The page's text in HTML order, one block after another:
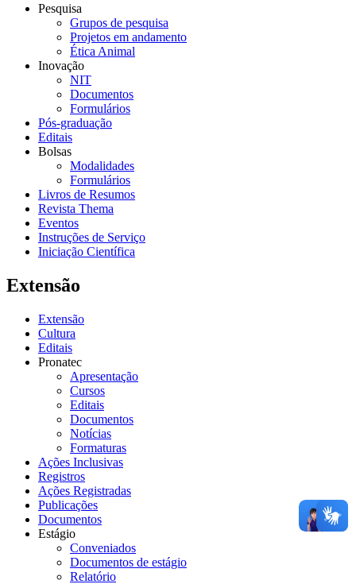
Pesquisa
Grupos de pesquisa
Projetos em andamento
Ética Animal
Inovação
NIT
Documentos
Formulários
Pós-graduação
Editais
Bolsas
Modalidades
Formulários
Livros de Resumos
Revista Thema
Eventos
Instruções de Serviço
Iniciação Científica
Extensão
Extensão
Cultura
Editais
Pronatec
Apresentação
Cursos
Editais
Documentos
Notícias
Formaturas
Ações Inclusivas
Registros
Ações Registradas
Publicações
Documentos
Estágio
Conveniados
Documentos de estágio
Relatório